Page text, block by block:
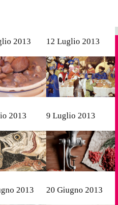
2013 12 Luglio 2013
2013 9 Luglio 2013
2013 20 Giugno 2013